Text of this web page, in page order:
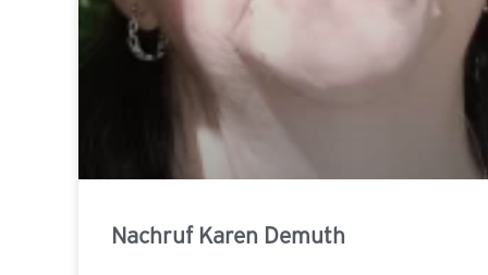
Nachruf Karen Demuth